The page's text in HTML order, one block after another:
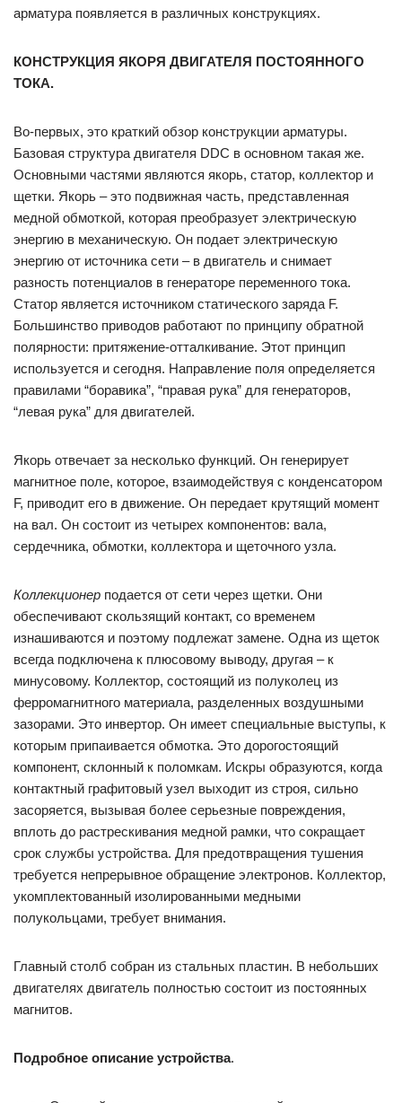
арматура появляется в различных конструкциях.
КОНСТРУКЦИЯ ЯКОРЯ ДВИГАТЕЛЯ ПОСТОЯННОГО
ТОКА.
Во-первых, это краткий обзор конструкции арматуры.
Базовая структура двигателя DDC в основном такая же.
Основными частями являются якорь, статор, коллектор и
щетки. Якорь – это подвижная часть, представленная
медной обмоткой, которая преобразует электрическую
энергию в механическую. Он подает электрическую
энергию от источника сети – в двигатель и снимает
разность потенциалов в генераторе переменного тока.
Статор является источником статического заряда F.
Большинство приводов работают по принципу обратной
полярности: притяжение-отталкивание. Этот принцип
используется и сегодня. Направление поля определяется
правилами “боравика”, “правая рука” для генераторов,
“левая рука” для двигателей.
Якорь отвечает за несколько функций. Он генерирует
магнитное поле, которое, взаимодействуя с конденсатором
F, приводит его в движение. Он передает крутящий момент
на вал. Он состоит из четырех компонентов: вала,
сердечника, обмотки, коллектора и щеточного узла.
Коллекционер подается от сети через щетки. Они
обеспечивают скользящий контакт, со временем
изнашиваются и поэтому подлежат замене. Одна из щеток
всегда подключена к плюсовому выводу, другая – к
минусовому. Коллектор, состоящий из полуколец из
ферромагнитного материала, разделенных воздушными
зазорами. Это инвертор. Он имеет специальные выступы, к
которым припаивается обмотка. Это дорогостоящий
компонент, склонный к поломкам. Искры образуются, когда
контактный графитовый узел выходит из строя, сильно
засоряется, вызывая более серьезные повреждения,
вплоть до растрескивания медной рамки, что сокращает
срок службы устройства. Для предотвращения тушения
требуется непрерывное обращение электронов. Коллектор,
укомплектованный изолированными медными
полукольцами, требует внимания.
Главный столб собран из стальных пластин. В небольших
двигателях двигатель полностью состоит из постоянных
магнитов.
Подробное описание устройства.